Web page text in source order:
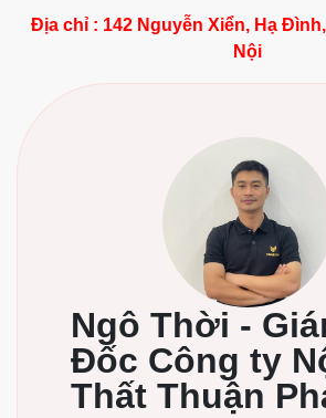
Địa chỉ : 142 Nguyễn Xiển, Hạ
Nội
Ngô Thời -
Đốc Công ty
Thất Thuận